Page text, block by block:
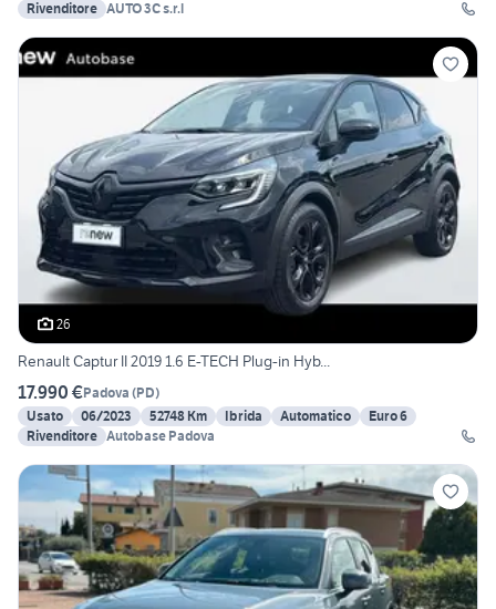
Rivenditore AUTO 3C s.r.l
26
Renault Captur II 2019 1.6 E-TECH Plug-in Hyb...
17.990 €Padova (PD)
Usato
06/2023 52748 Km Ibrida Automatico
Euro 6
Rivenditore Autobase Padova